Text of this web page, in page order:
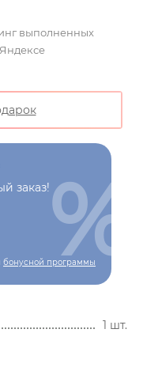
выполненных
заказ!
бонусной программы
%
1 шт.